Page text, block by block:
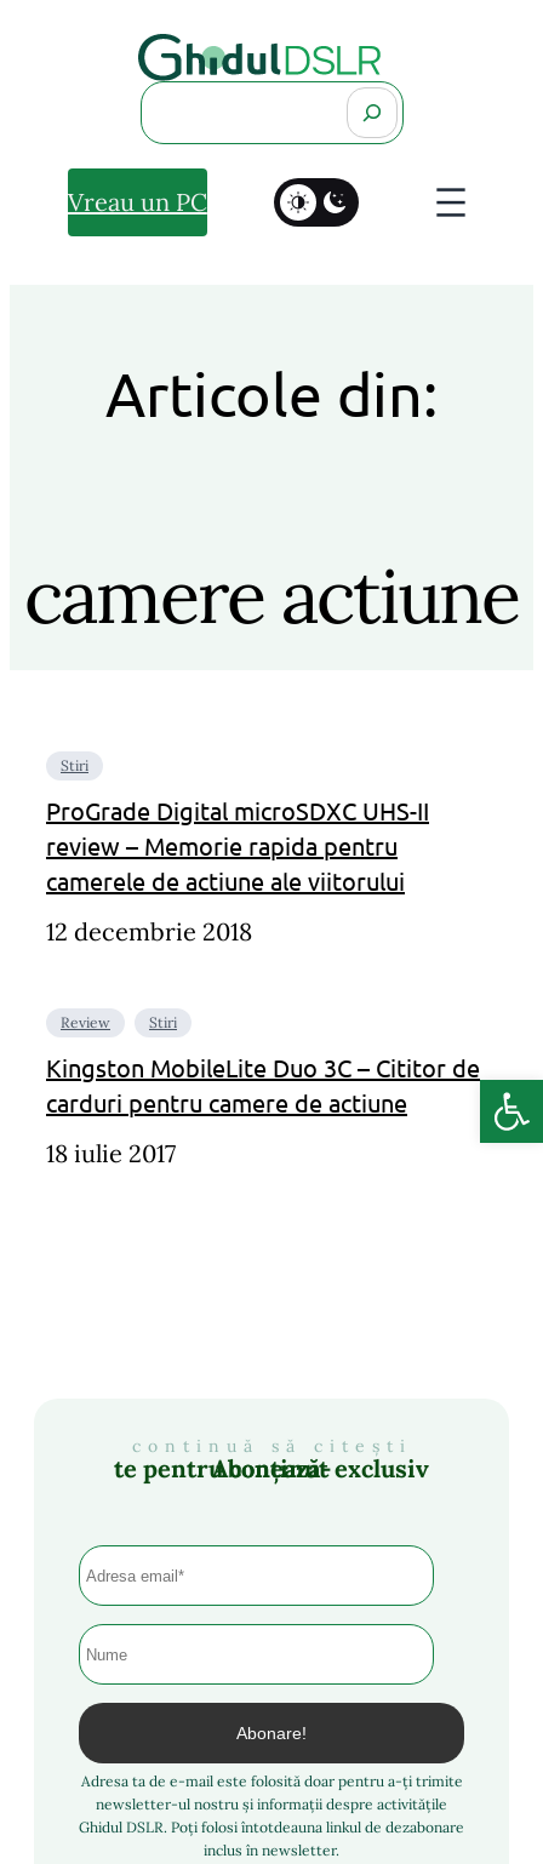
Search
Vreau un PC
Articole din:
camere actiune
Stiri
ProGrade Digital microSDXC UHS-II
review – Memorie rapida pentru
camerele de actiune ale viitorului
12 decembrie 2018
Review Stiri
Kingston MobileLite Duo 3C – Cititor de
carduri pentru camere de actiune
18 iulie 2017
continuă să citești
Abonează-te pentru conținut exclusiv
Adresa ta de e-mail este folosită doar pentru a-ți trimite
newsletter-ul nostru și informații despre activitățile
Ghidul DSLR. Poți folosi întotdeauna linkul de dezabonare
inclus în newsletter.